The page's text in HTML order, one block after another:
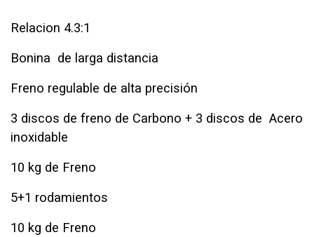
Relacion 4.3:1
Bonina de larga distancia
Freno regulable de alta precisión
3 discos de freno de Carbono + 3 discos de Acero
inoxidable
10 kg de Freno
5+1 rodamientos
10 kg de Freno